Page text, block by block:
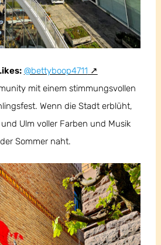
@bettyboop4711
mit einem stimmungsvollen
Wenn die Stadt erblüht,
Ulm voller Farben und Musik
Sommer naht.